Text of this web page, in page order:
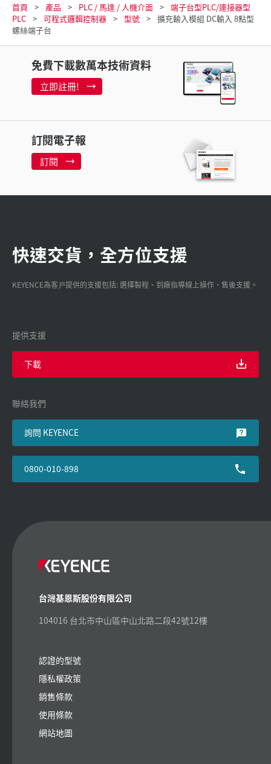
首頁 產品 PLC / 馬達 / 人機介面
端子台型PLC/連接器型
PLC
可程式邏輯控制器 型號
擴充輸入模組 DC輸入 8點型
螺絲端子台
免費下載數萬本技術資料
立即註冊!
訂閱電子報
訂閱
快速交貨，全方位支援
KEYENCE為客戸提供的支援包括: 選擇製程、到廠指導線上操作、售後支援。
提供支援
下載
聯絡我們
詢問 KEYENCE
0800-010-898
台灣基恩斯股份有限公司
104016 台北市中山區中山北路二段42號12樓
認證的型號
隱私權政策
銷售條款
使用條款
網站地圖